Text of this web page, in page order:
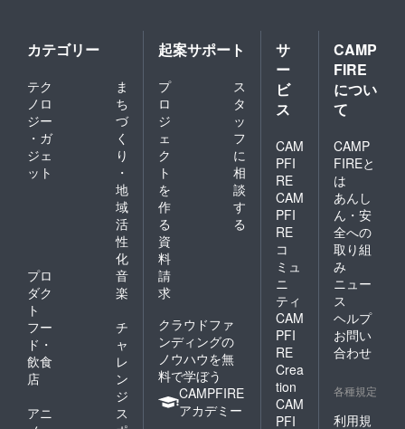
カテゴリー
テク
ノロ
ジー
・ガ
ジェ
ット
ま
ち
づ
く
り
・
地
域
活
性
化
プロ
ダク
ト
音
楽
フー
ド・
飲食
店
チ
ャ
レ
ン
ジ
アニ
ス
起案サポート
プ
ロ
ジ
ェ
ク
ト
を
作
る
ス
タ
ッ
フ
に
相
談
す
る
資
料
請
求
クラウドファ
ンディングの
ノウハウを無
料で学ぼう
CAMPFIRE
アカデミー
サ
ー
ビ
ス
CAM
PFI
RE
CAM
PFI
RE
コ
ミュ
ニ
ティ
CAM
PFI
RE
Crea
tion
CAM
PFI
CAMP
FIRE
につい
て
CAMP
FIREと
は
あんし
ん・安
全への
取り組
み
ニュー
ス
ヘルプ
お問い
合わせ
各種規定
利用規